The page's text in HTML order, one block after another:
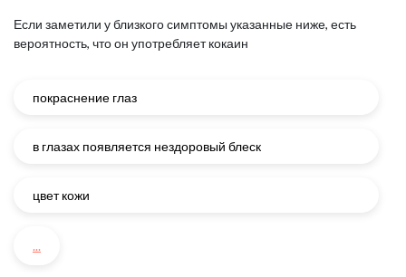
Если заметили у близкого симптомы указанные ниже, есть
вероятность, что он употребляет кокаин
покраснение глаз
в глазах появляется нездоровый блеск
цвет кожи
...